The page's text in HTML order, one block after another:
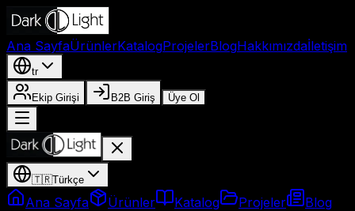
Ana SayfaÜrünlerKatalogProjelerBlogHakkımızdaİletişim
tr
Ekip Girişi B2B Giriş Üye Ol
🇹🇷Türkçe
Ana Sayfa Ürünler Katalog Projeler
Blog